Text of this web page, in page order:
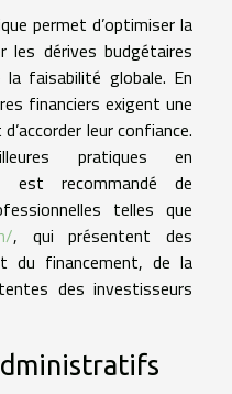
permet d’optimiser la
les dérives budgétaires
faisabilité globale. En
financiers exigent une
leur confiance.
pratiques en
est recommandé de
telles que
, qui présentent des
du financement, de la
des investisseurs